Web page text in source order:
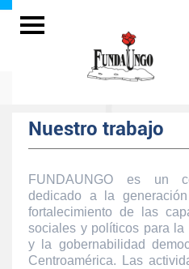
Nuestro trabajo
FUNDAUNGO es un
dedicado a la
fortalecimiento de las
sociales y políticos para
y la gobernabilidad
Centroamérica. Las